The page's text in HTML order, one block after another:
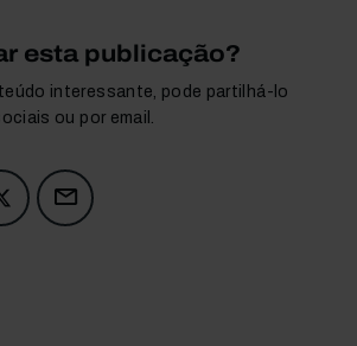
esta publicação?
interessante, pode partilhá-lo
ou por email.